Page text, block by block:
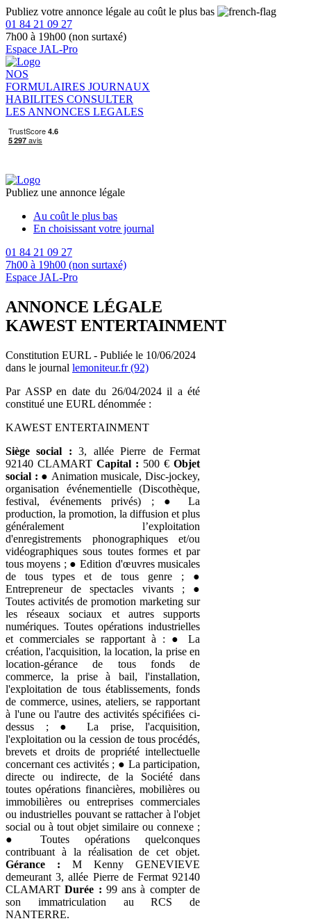
Publiez votre annonce légale au coût le plus bas
01 84 21 09 27
7h00 à 19h00 (non surtaxé)
Espace JAL-Pro
NOS
FORMULAIRES JOURNAUX
HABILITES CONSULTER
LES ANNONCES LEGALES
Publiez une annonce légale
Au coût le plus bas
En choisissant votre journal
01 84 21 09 27
7h00 à 19h00 (non surtaxé)
Espace JAL-Pro
ANNONCE LÉGALE
KAWEST ENTERTAINMENT
Constitution EURL - Publiée le 10/06/2024
dans le journal lemoniteur.fr (92)
Par ASSP en date du 26/04/2024 il a été
constitué une EURL dénommée :
KAWEST ENTERTAINMENT
Siège social :3, allée Pierre de Fermat
92140 CLAMART Capital : 500 € Objet
social : ● Animation musicale, Disc-jockey,
organisation événementielle (Discothèque,
festival, événements privés) ; ● La
production, la promotion, la diffusion et plus
généralement l’exploitation
d'enregistrements phonographiques et/ou
vidéographiques sous toutes formes et par
tous moyens ; ● Edition d'œuvres musicales
de tous types et de tous genre ; ●
Entrepreneur de spectacles vivants ; ●
Toutes activités de promotion marketing sur
les réseaux sociaux et autres supports
numériques. Toutes opérations industrielles
et commerciales se rapportant à : ● La
création, l'acquisition, la location, la prise en
location-gérance de tous fonds de
commerce, la prise à bail, l'installation,
l'exploitation de tous établissements, fonds
de commerce, usines, ateliers, se rapportant
à l'une ou l'autre des activités spécifiées ci-
dessus ; ● La prise, l'acquisition,
l'exploitation ou la cession de tous procédés,
brevets et droits de propriété intellectuelle
concernant ces activités ; ● La participation,
directe ou indirecte, de la Société dans
toutes opérations financières, mobilières ou
immobilières ou entreprises commerciales
ou industrielles pouvant se rattacher à l'objet
social ou à tout objet similaire ou connexe ;
● Toutes opérations quelconques
contribuant à la réalisation de cet objet.
Gérance : M Kenny GENEVIEVE
demeurant 3, allée Pierre de Fermat 92140
CLAMARTDurée : 99 ans à compter de
son immatriculation au RCS de
NANTERRE.